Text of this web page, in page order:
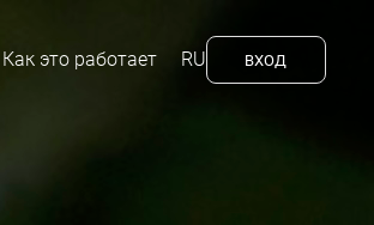
Как это работает RU ВХОД